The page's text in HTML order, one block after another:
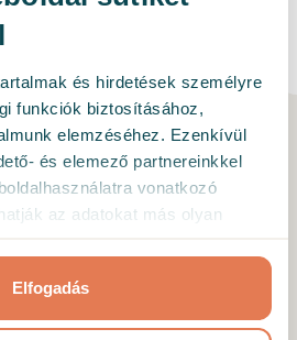
és hirdetések személyre
funkciók biztosításához,
elemzéséhez. Ezenkívül
és elemező partnereinkkel
vonatkozó
az adatokat más olyan
gyűjtöttek.
Elfogadás
• 05. 08. 2026